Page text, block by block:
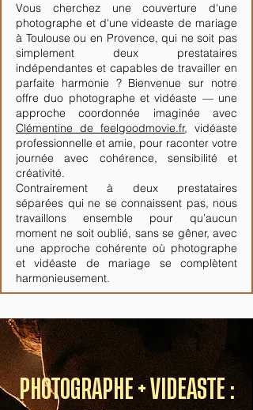
Vous cherchez une couverture d'une
photographe et d'une videaste de mariage
à Toulouse ou en Provence, qui ne soit pas
simplement deux prestataires
indépendantes et capables de travailler en
parfaite harmonie ? Bienvenue sur notre
offre duo photographe et vidéaste — une
approche coordonnée imaginée avec
Clémentine de feelgoodmovie.fr, vidéaste
professionnelle et amie, pour raconter votre
journée avec cohérence, sensibilité et
créativité.
Contrairement à deux prestataires
séparées qui ne se connaissent pas, nous
travaillons ensemble pour qu’aucun
moment ne soit oublié, sans se gêner, avec
une approche cohérente où photographe
et vidéaste de mariage se complètent
harmonieusement.
PHOTOGRAPHE + VIDEASTE :